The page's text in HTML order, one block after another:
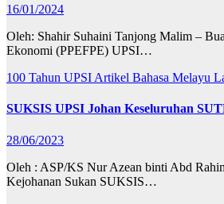
16/01/2024
Oleh: Shahir Suhaini Tanjong Malim –
Ekonomi (PPEFPE) UPSI…
100 Tahun UPSI Artikel Bahasa Melayu
SUKSIS UPSI Johan Keseluruhan
28/06/2023
Oleh : ASP/KS Nur Azean binti Abd
Kejohanan Sukan SUKSIS…